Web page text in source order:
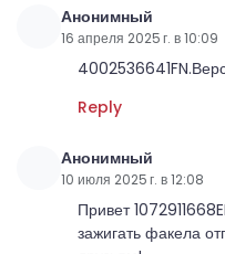
Анонимный
16 апреля 2025 г. в 10:09
Reply
Анонимный
10 июля 2025 г. в 12:08
Привет
зажигать факела